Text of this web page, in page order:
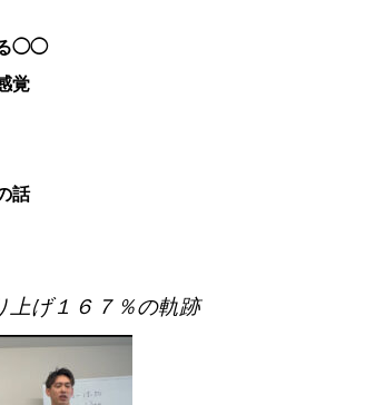
る◯◯
覚
話
上げ１６７％の軌跡